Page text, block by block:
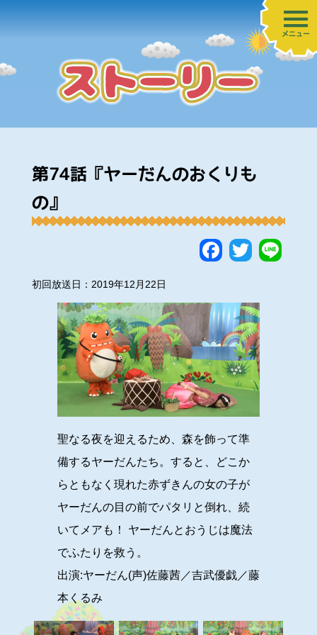
メニュー
第74話『ヤーだんのおくりも
の』
初回放送日：2019年12月22日
聖なる夜を迎えるため、森を飾って準
備するヤーだんたち。すると、どこか
らともなく現れた赤ずきんの女の子が
ヤーだんの目の前でパタリと倒れ、続
いてメアも！ ヤーだんとおうじは魔法
でふたりを救う。
出演:ヤーだん(声)佐藤茜／吉武優戯／藤
本くるみ